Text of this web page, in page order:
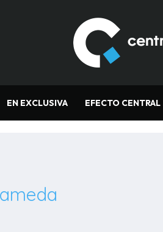
EN EXCLUSIVA EFECTO CENTRAL